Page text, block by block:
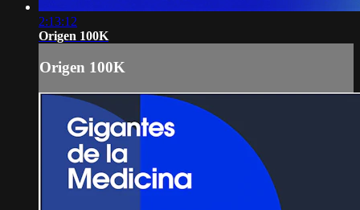
2:13:12
Origen 100K
Origen 100K